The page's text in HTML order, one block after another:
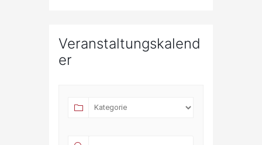
Veranstaltungskalend
er